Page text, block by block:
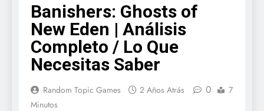
Banishers: Ghosts of
New Eden | Análisis
Completo / Lo Que
Necesitas Saber
Random Topic Games 2 Años Atrás 0
7
Minutos